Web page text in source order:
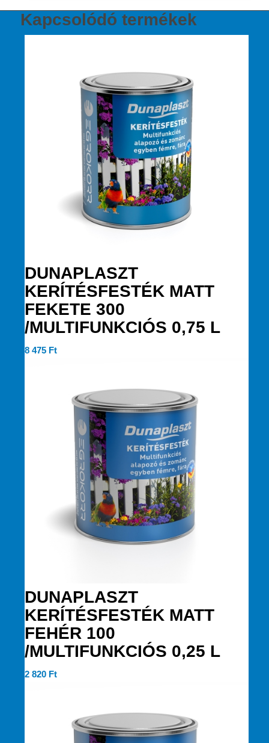
Kapcsolódó termékek
DUNAPLASZT
KERÍTÉSFESTÉK MATT
FEKETE 300
/MULTIFUNKCIÓS 0,75 L
8 475 Ft
DUNAPLASZT
KERÍTÉSFESTÉK MATT
FEHÉR 100
/MULTIFUNKCIÓS 0,25 L
2 820 Ft